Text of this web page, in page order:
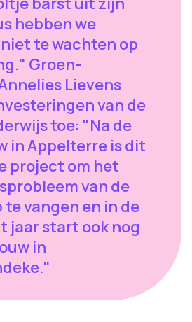
hebben we
te wachten op
Groen-
Lievens
van de
toe: "Na de
in Appelterre is dit
project om het
van de
vangen en in de
jaar start ook nog
in